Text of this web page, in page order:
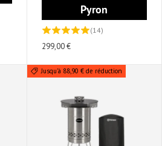
Pyron
(14)
299,00 €
Jusqu’à 88,90 € de réduction